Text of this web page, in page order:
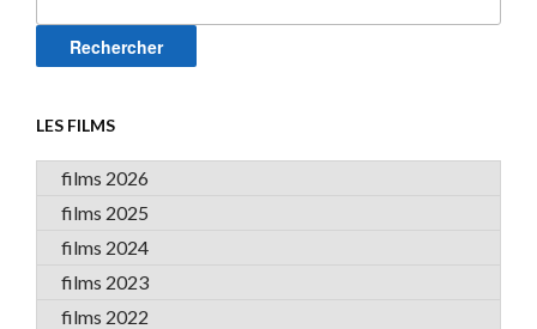
LES FILMS
films 2026
films 2025
films 2024
films 2023
films 2022